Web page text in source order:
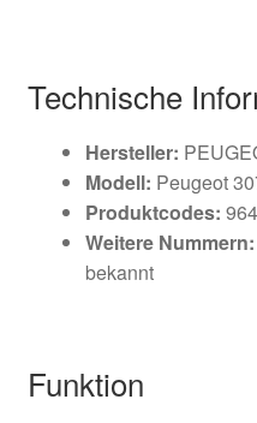
Technische
Hersteller:
Modell: Peugeot
Produktcodes:
Weitere Nummern:
bekannt
Funktion